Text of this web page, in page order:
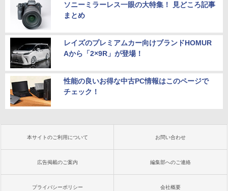
ソニーミラーレス一眼の大特集！ 見どころ記事
まとめ
レイズのプレミアムカー向けブランドHOMUR
Aから「2×9R」が登場！
性能の良いお得な中古PC情報はこのページで
チェック！
本サイトのご利用について お問い合わせ
広告掲載のご案内 編集部へのご連絡
プライバシーポリシー 会社概要